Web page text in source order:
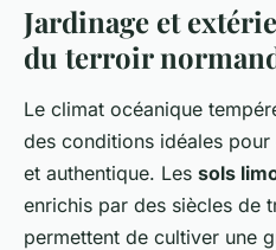
Jardinage et
du terroir
Le climat océanique
des conditions idéales
et authentique. Les sols
enrichis par des siècles de
permettent de cultiver une